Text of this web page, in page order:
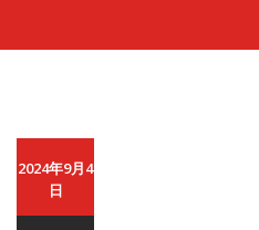
2024年9月4
日